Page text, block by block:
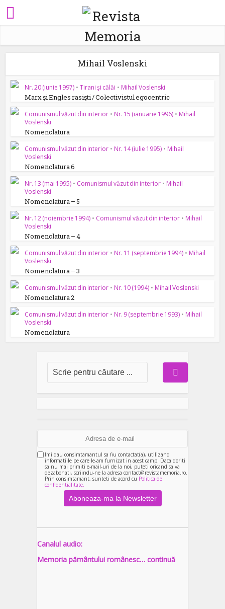
Mihail Voslenski
Nr. 20 (iunie 1997) • Tirani şi călăi • Mihail Voslenski
Marx şi Engles rasişti / Colectivistul egocentric
Comunismul văzut din interior • Nr. 15 (ianuarie 1996) • Mihail
Voslenski
Nomenclatura
Comunismul văzut din interior • Nr. 14 (iulie 1995) • Mihail
Voslenski
Nomenclatura 6
Nr. 13 (mai 1995) • Comunismul văzut din interior • Mihail
Voslenski
Nomenclatura – 5
Nr. 12 (noiembrie 1994) • Comunismul văzut din interior • Mihail
Voslenski
Nomenclatura – 4
Comunismul văzut din interior • Nr. 11 (septembrie 1994) • Mihail
Voslenski
Nomenclatura – 3
Comunismul văzut din interior • Nr. 10 (1994) • Mihail Voslenski
Nomenclatura 2
Comunismul văzut din interior • Nr. 9 (septembrie 1993) • Mihail
Voslenski
Nomenclatura
Imi dau consimtamantul sa fiu contactat(a), utilizand
informatiile pe care le-am furnizat in acest camp. Daca doriti
sa nu mai primiti e-mail-uri de la noi, puteti oricand sa va
dezabonati, scriindu-ne la adresa contact@revistamemoria.ro.
Prin consimtamant, sunteti de acord cu Politica de
confidentialitate.
Canalul audio:
Memoria pământului românesc… continuă